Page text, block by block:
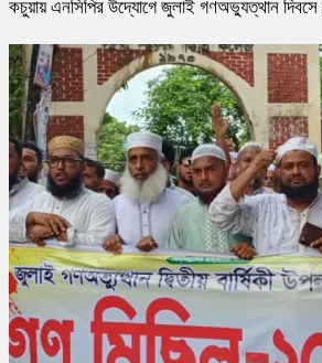
কচুয়ায় এনসিপির উদ্যোগে জুলাই গণঅভ্যুত্থান